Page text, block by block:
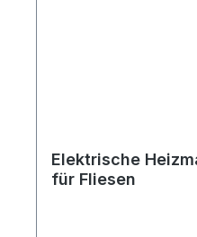
Elektrische
für Fliesen